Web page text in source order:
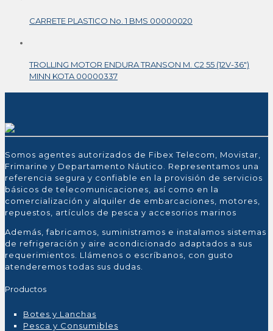
CARRETE PLASTICO No. 1 BMS 00000020
TROLLING MOTOR ENDURA TRANSON M. C2 55 (12V-36″)
MINN KOTA 00000337
Somos agentes autorizados de Fibex Telecom, Movistar,
Frimarine y Departamento Náutico. Representamos una
referencia segura y confiable en la provisión de servicios
básicos de telecomunicaciones, así como en la
comercialización y alquiler de embarcaciones, motores,
repuestos, artículos de pesca y accesorios marinos
Además, fabricamos, suministramos e instalamos sistemas
de refrigeración y aire acondicionado adaptados a sus
requerimientos. Llámenos o escríbanos, con gusto
atenderemos todas sus dudas.
Productos
Botes y Lanchas
Pesca y Consumibles